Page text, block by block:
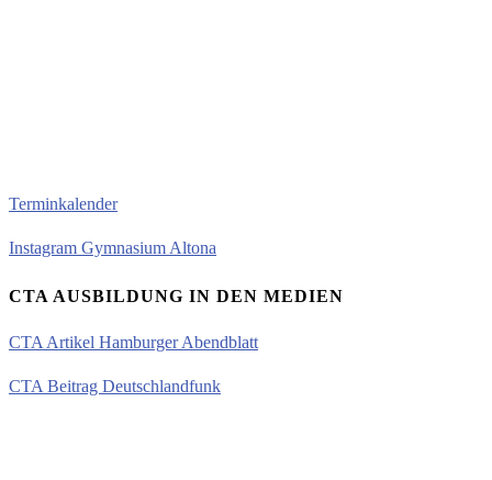
Terminkalender
Instagram Gymnasium Altona
CTA AUSBILDUNG IN DEN MEDIEN
CTA Artikel Hamburger Abendblatt
CTA Beitrag Deutschlandfunk